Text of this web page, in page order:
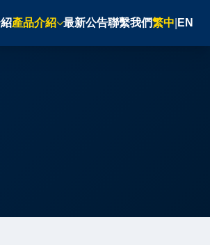
產品介紹 最新公告聯繫我們繁中 EN